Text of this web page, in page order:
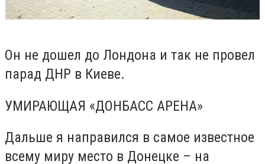
Он не дошел до Лондона и так не провел
парад ДНР в Киеве.
УМИРАЮЩАЯ «ДОНБАСС АРЕНА»
Дальше я направился в самое известное
всему миру место в Донецке – на